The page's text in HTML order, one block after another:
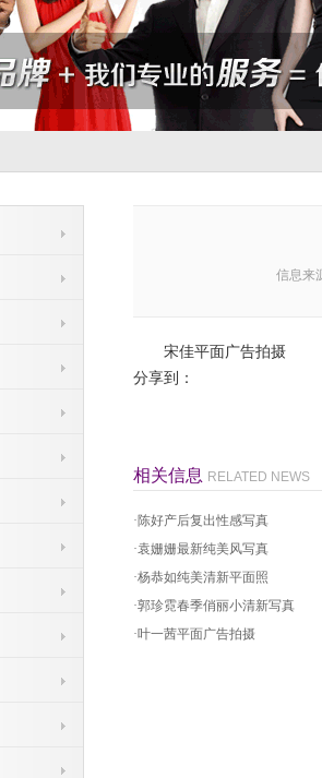
信息来
宋佳平面广告拍摄
分享到：
相关信息 RELATED NEWS
·陈好产后复出性感写真
·袁姗姗最新纯美风写真
·杨恭如纯美清新平面照
·郭珍霓春季俏丽小清新写真
·叶一茜平面广告拍摄